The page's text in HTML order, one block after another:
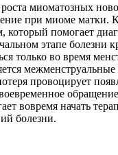
миоматозных
при миоме матки.
который помогает
этапе болезни
только во время
межменструальные
провоцирует
вовремя начать
болезни.